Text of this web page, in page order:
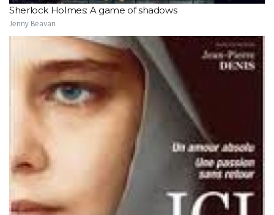
Sherlock Holmes: A game of shadows
Jenny Beavan